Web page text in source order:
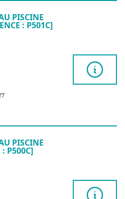
PISCINE
: P501C]
PISCINE
: P500C]